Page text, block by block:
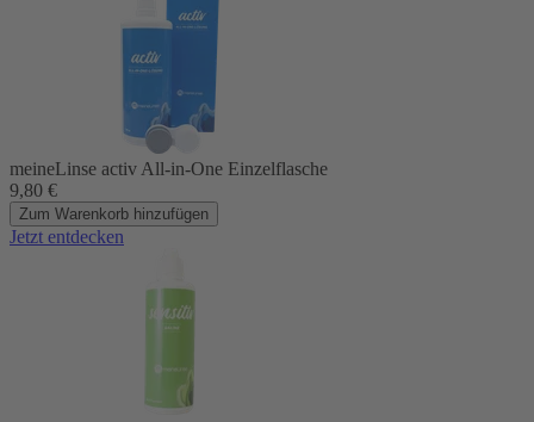
meineLinse activ All-in-One Einzelflasche
9,80 €
Zum Warenkorb hinzufügen
Jetzt entdecken